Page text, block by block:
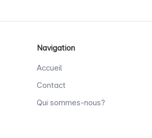
Navigation
Accueil
Contact
Qui sommes-nous?